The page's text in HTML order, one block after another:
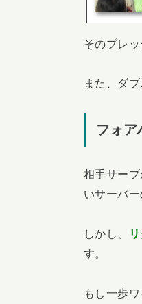
そのプレ
また、ダ
フォア
相手サー
いサーバ
しかし、
す。
もし一歩